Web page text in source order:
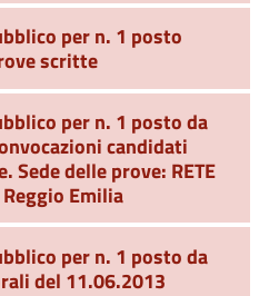
per n. 1 posto
scritte
per n. 1 posto da
candidati
Sede delle prove: RETE
Emilia
per n. 1 posto da
del 11.06.2013